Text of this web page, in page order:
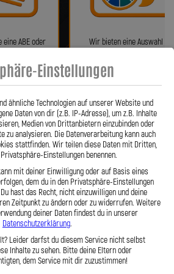
eine ABE oder
Wir bieten eine Auswahl
ist täglich per
für Sie da.
Einfache Montage dank
und 360° verdrehbarer
Unsere technischen
Einstellungen
ähnliche Technologien auf unserer Website und
Daten von dir (z.B. IP-Adresse), um z.B. Inhalte
Medien von Drittanbietern einzubinden oder
zu analysieren. Die Datenverarbeitung kann auch
stattfinden. Wir teilen diese Daten mit Dritten,
Einstellungen benennen.
mit deiner Einwilligung oder auf Basis eines
dem du in den Privatsphäre-Einstellungen
hast das Recht, nicht einzuwilligen und deine
Zeitpunkt zu ändern oder zu widerrufen. Weitere
deiner Daten findest du in unserer
Datenschutzerklärung.
Leider darfst du diesem Service nicht selbst
Inhalte zu sehen. Bitte deine Eltern oder
dem Service mit dir zuzustimmen!